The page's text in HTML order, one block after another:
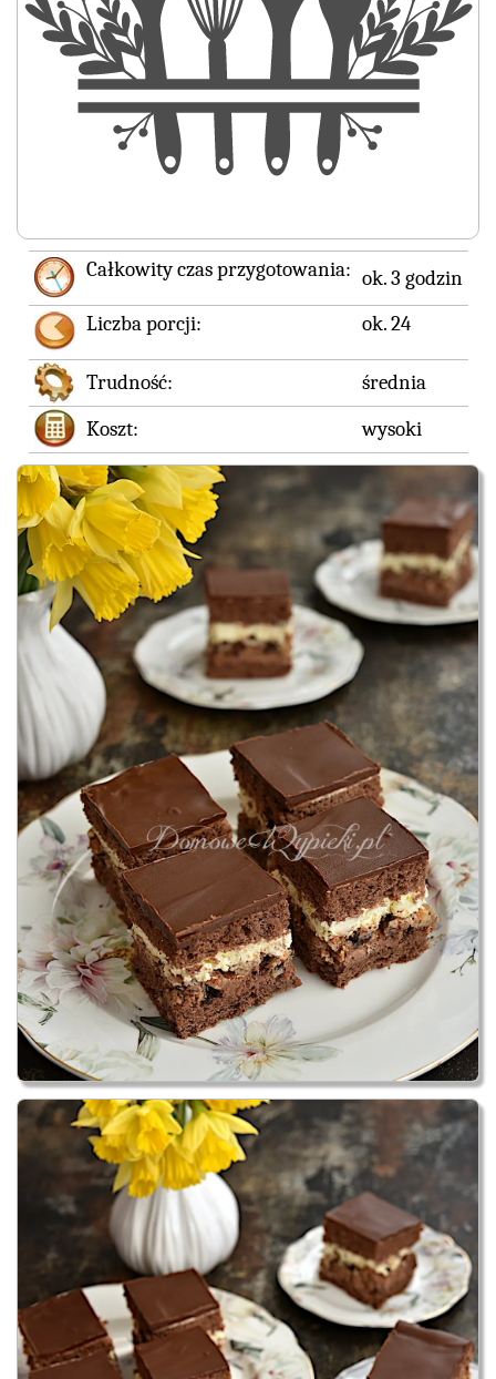
Całkowity czas przygotowania: ok. 3 godzin
Liczba porcji:
ok. 24
Trudność:
średnia
Koszt:
wysoki